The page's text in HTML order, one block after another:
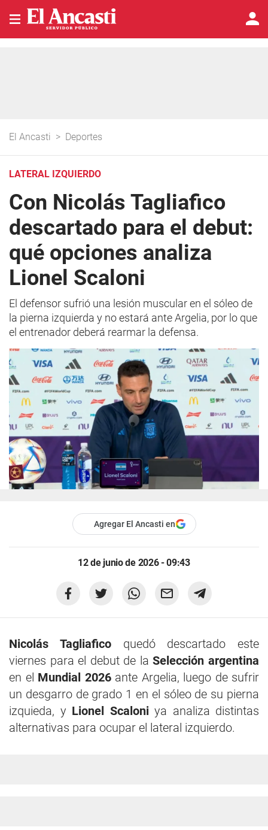
El Ancasti > Deportes
LATERAL IZQUIERDO
Con Nicolás Tagliafico
descartado para el debut:
qué opciones analiza
Lionel Scaloni
El defensor sufrió una lesión muscular en el sóleo de
la pierna izquierda y no estará ante Argelia, por lo que
el entrenador deberá rearmar la defensa.
Agregar El Ancasti en
12 de junio de 2026 - 09:43
Nicolás Tagliafico quedó descartado este
viernes para el debut de laSelección argentina
en el Mundial 2026ante Argelia, luego de sufrir
un desgarro de grado 1 en el sóleo de su pierna
izquieda, y Lionel Scaloniya analiza distintas
alternativas para ocupar el lateral izquierdo.